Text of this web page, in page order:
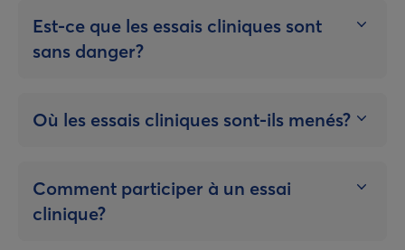
Est-ce que les essais cliniques sont
sans danger?
Où les essais cliniques sont-ils menés?
Comment participer à un essai
clinique?